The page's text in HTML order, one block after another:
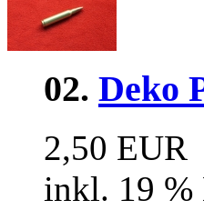
02. Deko
2,50 EUR
inkl. 19 %